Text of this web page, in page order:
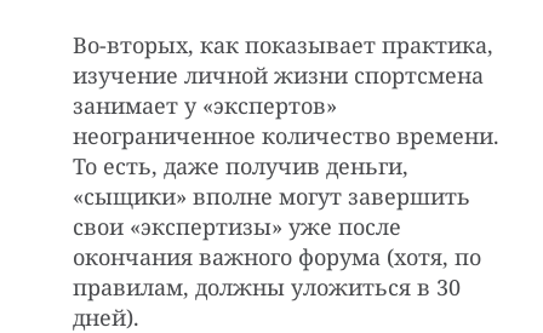
Во-вторых, как показывает практика,
изучение личной жизни спортсмена
занимает у «экспертов»
неограниченное количество времени.
То есть, даже получив деньги,
«сыщики» вполне могут завершить
свои «экспертизы» уже после
окончания важного форума (хотя, по
правилам, должны уложиться в 30
дней).